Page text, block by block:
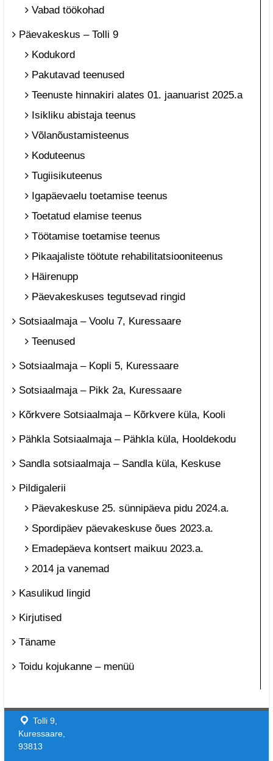
Vabad töökohad
Päevakeskus – Tolli 9
Kodukord
Pakutavad teenused
Teenuste hinnakiri alates 01. jaanuarist 2025.a
Isikliku abistaja teenus
Võlanõustamisteenus
Koduteenus
Tugiisikuteenus
Igapäevaelu toetamise teenus
Toetatud elamise teenus
Töötamise toetamise teenus
Pikaajaliste töötute rehabilitatsiooniteenus
Häirenupp
Päevakeskuses tegutsevad ringid
Sotsiaalmaja – Voolu 7, Kuressaare
Teenused
Sotsiaalmaja – Kopli 5, Kuressaare
Sotsiaalmaja – Pikk 2a, Kuressaare
Kõrkvere Sotsiaalmaja – Kõrkvere küla, Kooli
Pähkla Sotsiaalmaja – Pähkla küla, Hooldekodu
Sandla sotsiaalmaja – Sandla küla, Keskuse
Pildigalerii
Päevakeskuse 25. sünnipäeva pidu 2024.a.
Spordipäev päevakeskuse õues 2023.a.
Emadepäeva kontsert maikuu 2023.a.
2014 ja vanemad
Kasulikud lingid
Kirjutised
Täname
Toidu kojukanne – menüü
Tolli 9,
Kuressaare,
93813